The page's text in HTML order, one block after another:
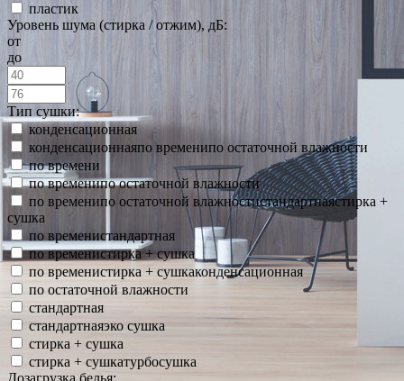
пластик
Уровень шума (стирка / отжим), дБ:
от
до
Тип сушки:
конденсационная
конденсационнаяпо временипо остаточной влажности
по времени
по временипо остаточной влажности
по временипо остаточной влажностистандартнаястирка +
сушка
по временистандартная
по временистирка + сушка
по временистирка + сушкаконденсационная
по остаточной влажности
стандартная
стандартнаяэко сушка
стирка + сушка
стирка + сушкатурбосушка